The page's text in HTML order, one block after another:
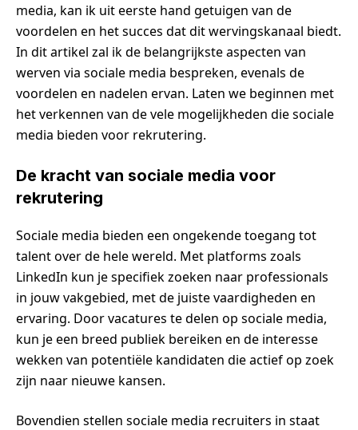
media, kan ik uit eerste hand getuigen van de
voordelen en het succes dat dit wervingskanaal biedt.
In dit artikel zal ik de belangrijkste aspecten van
werven via sociale media bespreken, evenals de
voordelen en nadelen ervan. Laten we beginnen met
het verkennen van de vele mogelijkheden die sociale
media bieden voor rekrutering.
De kracht van sociale media voor
rekrutering
Sociale media bieden een ongekende toegang tot
talent over de hele wereld. Met platforms zoals
LinkedIn kun je specifiek zoeken naar professionals
in jouw vakgebied, met de juiste vaardigheden en
ervaring. Door vacatures te delen op sociale media,
kun je een breed publiek bereiken en de interesse
wekken van potentiële kandidaten die actief op zoek
zijn naar nieuwe kansen.
Bovendien stellen sociale media recruiters in staat